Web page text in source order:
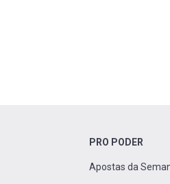
PRO PODER
Apostas da